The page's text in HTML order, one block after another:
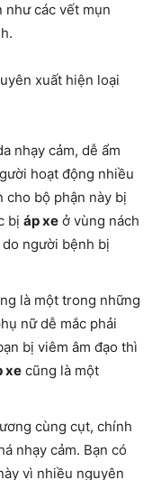
như các vết mụn
xuất hiện loại
nhạy cảm, dễ ẩm
hoạt động nhiều
bộ phận này bị
bị áp xe ở vùng nách
người bệnh bị
là một trong những
nữ dễ mắc phải
bị viêm âm đạo thì
xe cũng là một
cùng cụt, chính
nhạy cảm. Bạn có
vì nhiều nguyên